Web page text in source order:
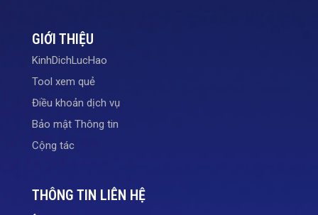
GIỚI THIỆU
KinhDichLucHao
Tool xem quẻ
Điều khoản dịch vụ
Bảo mật Thông tin
Cộng tác
THÔNG TIN LIÊN HỆ